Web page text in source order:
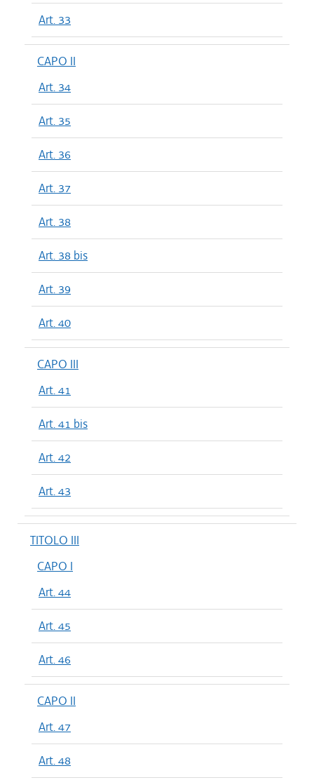
Art. 33
CAPO II
Art. 34
Art. 35
Art. 36
Art. 37
Art. 38
Art. 38 bis
Art. 39
Art. 40
CAPO III
Art. 41
Art. 41 bis
Art. 42
Art. 43
TITOLO III
CAPO I
Art. 44
Art. 45
Art. 46
CAPO II
Art. 47
Art. 48